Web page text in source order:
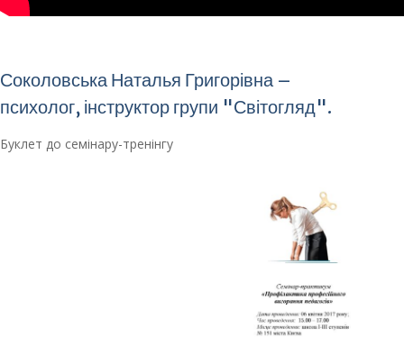
Соколовська Наталья Григорівна –
психолог, інструктор групи "Світогляд".
Буклет до семінару-тренінгу